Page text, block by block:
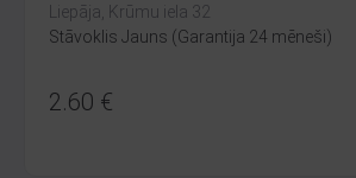
Liepāja, Krūmu iela 32
Stāvoklis Jauns (Garantija 24 mēneši)
2.60 €